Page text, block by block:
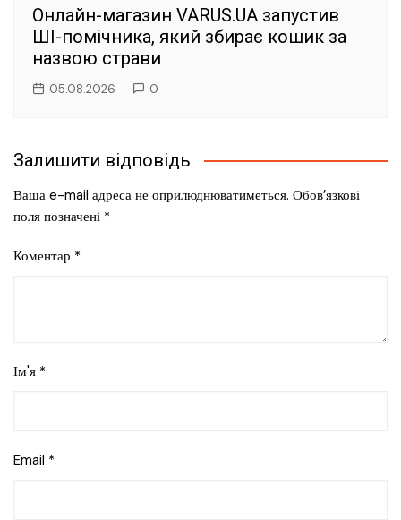
Онлайн-магазин VARUS.UA запустив
ШІ-помічника, який збирає кошик за
назвою страви
05.08.2026 0
Залишити відповідь
Ваша e-mail адреса не оприлюднюватиметься. Обов’язкові
поля позначені *
Коментар *
Ім'я *
Email *